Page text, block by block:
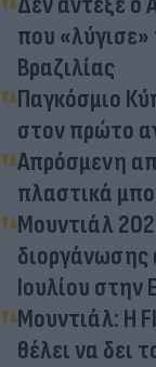
που
Βραζιλίας
Παγκόσμιο
στον πρώτο
Απρόσμενη
πλαστικά
Μουντιάλ
διοργάνωσης
Ιουλίου στην
Μουντιάλ: Η
θέλει να δει